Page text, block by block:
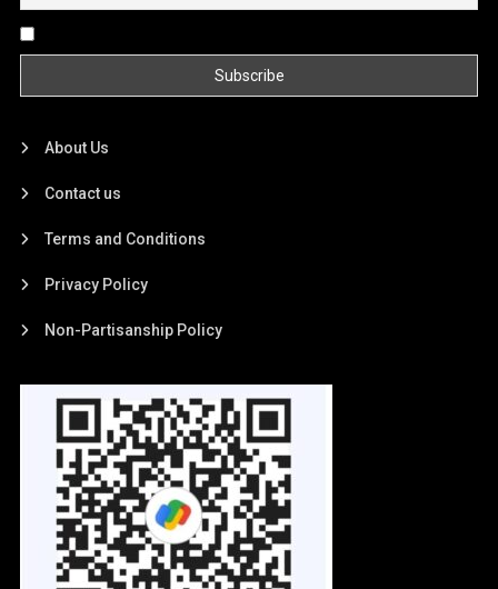
About Us
Contact us
Terms and Conditions
Privacy Policy
Non-Partisanship Policy